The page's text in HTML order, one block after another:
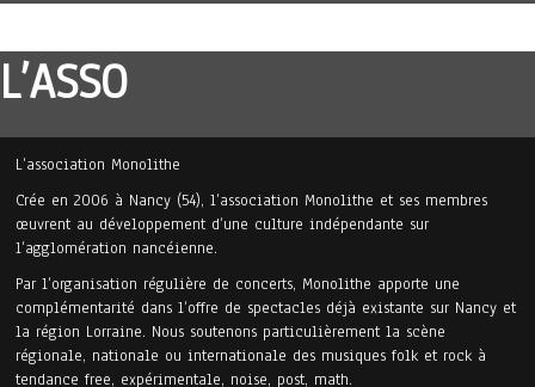
L’ASSO
L’association Monolithe
Crée en 2006 à Nancy (54), l’association Monolithe et ses membres
œuvrent au développement d’une culture indépendante sur
l’agglomération nancéienne.
Par l’organisation régulière de concerts, Monolithe apporte une
complémentarité dans l’offre de spectacles déjà existante sur Nancy et
la région Lorraine. Nous soutenons particulièrement la scène
régionale, nationale ou internationale des musiques folk et rock à
tendance free, expérimentale, noise, post, math.